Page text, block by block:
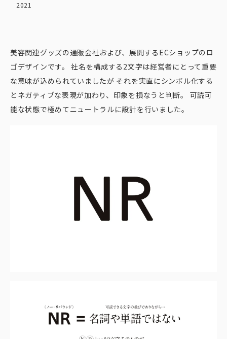
2021
美容関連グッズの通販会社および、展開するECショップのロ
ゴデザインです。 社名を構成する2文字は経営者にとって重要
な意味が込められていましたが それを実直にシンボル化する
とネガティブな表現が加わり、印象を損なうと判断。 可読可
能な状態で極めてニュートラルに設計を行いました。